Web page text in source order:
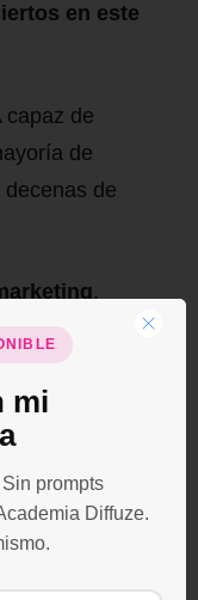
en este
capaz de
de
de
,
con un
élite
en
datos
mi
prompts
Diffuze.